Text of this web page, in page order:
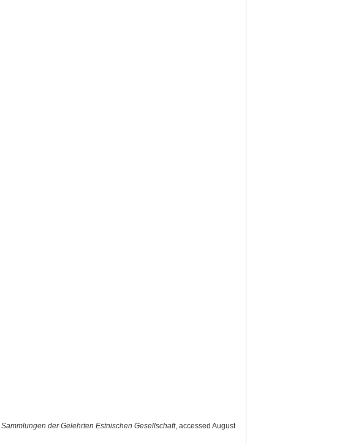
Sammlungen der Gelehrten Estnischen Gesellschaft, accessed August